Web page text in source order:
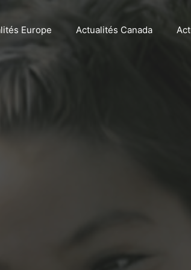
Europe Actualités Canada